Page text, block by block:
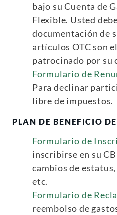
bajo su Cuenta de
Flexible. Usted
documentación de
artículos OTC son
patrocinado por su
Formulario de
Para declinar
libre de impuestos.
PLAN DE BENEFICIO
Formulario de
inscribirse en su
cambios de
etc.
Formulario de
reembolso de